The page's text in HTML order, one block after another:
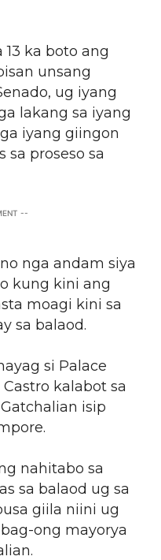
ka boto ang
unsang
ug iyang
lakang sa iyang
iyang giingon
proseso sa
--
nga andam siya
kung kini ang
moagi kini sa
sa balaod.
si Palace
Castro kalabot sa
isip
nahitabo sa
sa balaod ug sa
giila niini ug
ong mayorya